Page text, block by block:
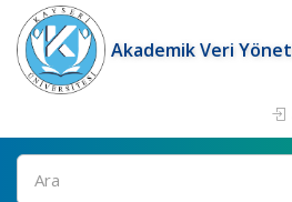
Akademik Veri
Ara